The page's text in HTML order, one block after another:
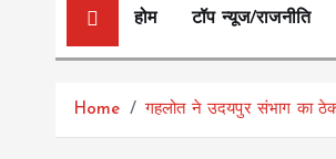
होम टॉप न्यूज/राजनीति
Home गहलोत ने उदयपुर संभाग का